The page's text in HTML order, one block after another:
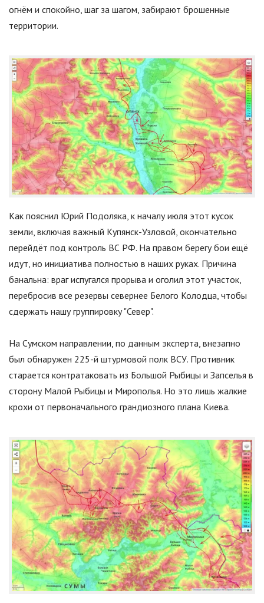
огнём и спокойно, шаг за шагом, забирают брошенные
территории.
Как пояснил Юрий Подоляка, к началу июля этот кусок
земли, включая важный Купянск-Узловой, окончательно
перейдёт под контроль ВС РФ. На правом берегу бои ещё
идут, но инициатива полностью в наших руках. Причина
банальна: враг испугался прорыва и оголил этот участок,
перебросив все резервы севернее Белого Колодца, чтобы
сдержать нашу группировку"Север".
На Сумском направлении, по данным эксперта, внезапно
был обнаружен 225-й штурмовой полк ВСУ. Противник
старается контратаковать из Большой Рыбицы и Запселья в
сторону Малой Рыбицы и Мирополья. Но это лишь жалкие
крохи от первоначального грандиозного плана Киева.